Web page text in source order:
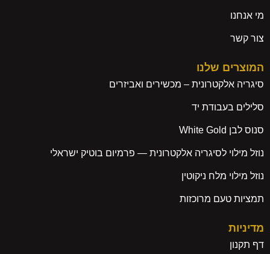
מי אנחנו
צור קשר
המוצרים שלנו
סיגריה אלקטרונית – מכשירים ואביזרים
סלילים בעבודת יד
סנוס לבן White Gold
נוזל מילוי לסיגריה אלקטרונית — פרמיום בוטיק ישראלי
נוזל מילוי מלח ניקוטין
תמציות טעם מרוכזות
מדיניות
דף תקנון